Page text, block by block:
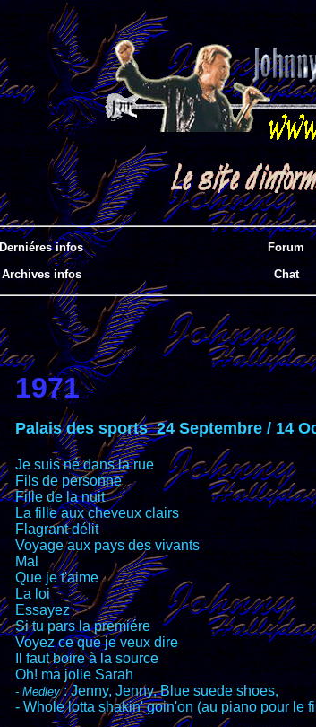
Derniéres infos Forum
Archives infos
Chat
1971
Palais des sports 24 Septembre / 14
Je suis né dans la rue
Fils de personne
Fille de la nuit
La fille aux cheveux clairs
Flagrant délit
Voyage aux pays des vivants
Mal
Que je t'aime
La loi
Essayez
Si tu pars la premiére
Voyez ce que je veux dire
Il faut boire à la source
Oh! ma jolie Sarah
- Medley: Jenny, Jenny, Blue suede shoes,
- Whole lotta shakin' goin'on (au piano pour le